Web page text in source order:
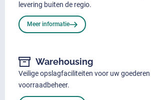
levering buiten de regio.
Meer informatie
Warehousing
Veilige opslagfaciliteiten voor uw goederen
voorraadbeheer.